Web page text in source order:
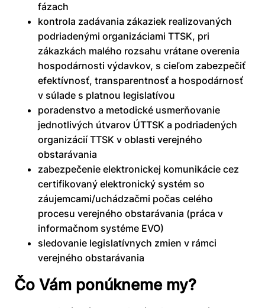
fázach
kontrola zadávania zákaziek realizovaných
podriadenými organizáciami TTSK, pri
zákazkách malého rozsahu vrátane overenia
hospodárnosti výdavkov, s cieľom zabezpečiť
efektívnosť, transparentnosť a hospodárnosť
v súlade s platnou legislatívou
poradenstvo a metodické usmerňovanie
jednotlivých útvarov ÚTTSK a podriadených
organizácií TTSK v oblasti verejného
obstarávania
zabezpečenie elektronickej komunikácie cez
certifikovaný elektronický systém so
záujemcami/uchádzačmi počas celého
procesu verejného obstarávania (práca v
informačnom systéme EVO)
sledovanie legislatívnych zmien v rámci
verejného obstarávania
Čo Vám ponúkneme my?